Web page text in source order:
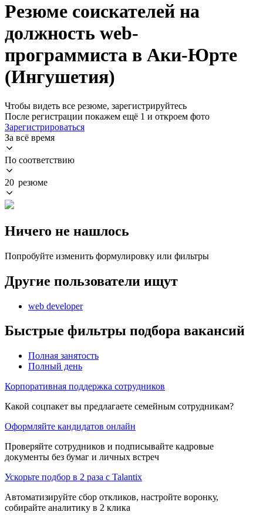
Резюме соискателей на
должность web-
программиста в Аки-Юрте
(Ингушетия)
Чтобы видеть все резюме, зарегистрируйтесь
После регистрации покажем ещё 1 и откроем фото
Зарегистрироваться
За всё время
По соответствию
20 резюме
Ничего не нашлось
Попробуйте изменить формулировку или фильтры
Другие пользователи ищут
web developer
Быстрые фильтры подбора вакансий
Полная занятость
Полный день
Корпоративная поддержка сотрудников
Какой соцпакет вы предлагаете семейным сотрудникам?
Оформляйте кандидатов онлайн
Проверяйте сотрудников и подписывайте кадровые
документы без бумаг и личных встреч
Ускорьте подбор в 2 раза с Talantix
Автоматизируйте сбор откликов, настройте воронку,
собирайте аналитику в 2 клика